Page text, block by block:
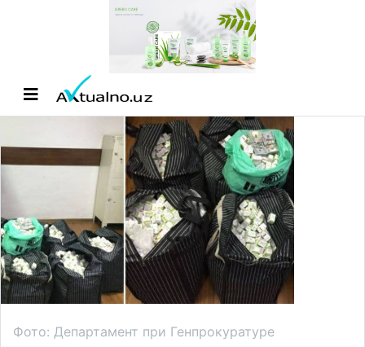
Фото: Департамент при Генпрокуратуре